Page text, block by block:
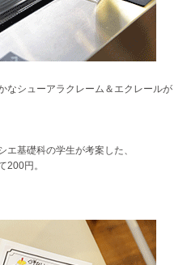
なシューアラクレーム＆エクレールが
基礎科の学生が考案した、
200円。